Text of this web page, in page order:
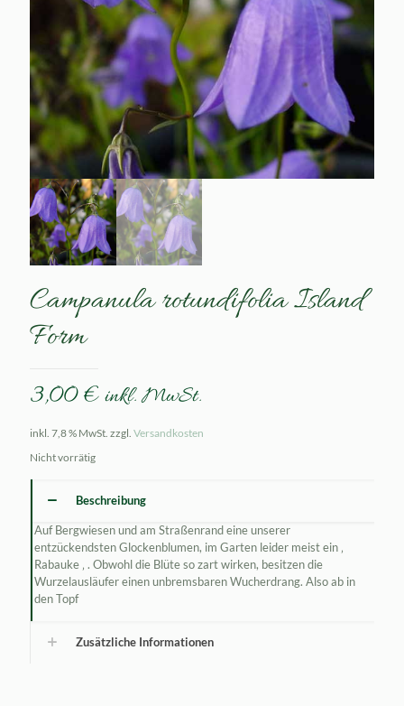
Campanula rotundifolia Island
Form
3,00€ inkl. MwSt.
inkl. 7,8 % MwSt. zzgl. Versandkosten
Nicht vorrätig
Beschreibung
Auf Bergwiesen und am Straßenrand eine unserer
entzückendsten Glockenblumen, im Garten leider meist ein ‚
Rabauke ‚ . Obwohl die Blüte so zart wirken, besitzen die
Wurzelausläufer einen unbremsbaren Wucherdrang. Also ab in
den Topf
Zusätzliche Informationen